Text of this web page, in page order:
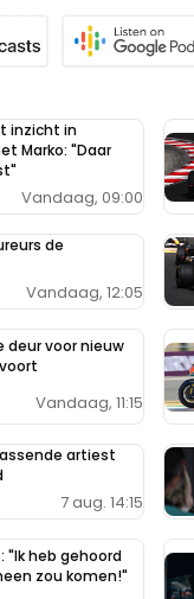
inzicht in
Marko: "Daar
Vandaag, 09:00
de
Vandaag, 12:05
deur voor nieuw
Vandaag, 11:15
artiest
7 aug. 14:15
heb gehoord
zou komen!"